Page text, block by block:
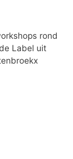
rond
Label uit